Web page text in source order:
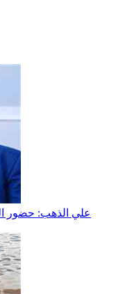
علي الذهب: حضور